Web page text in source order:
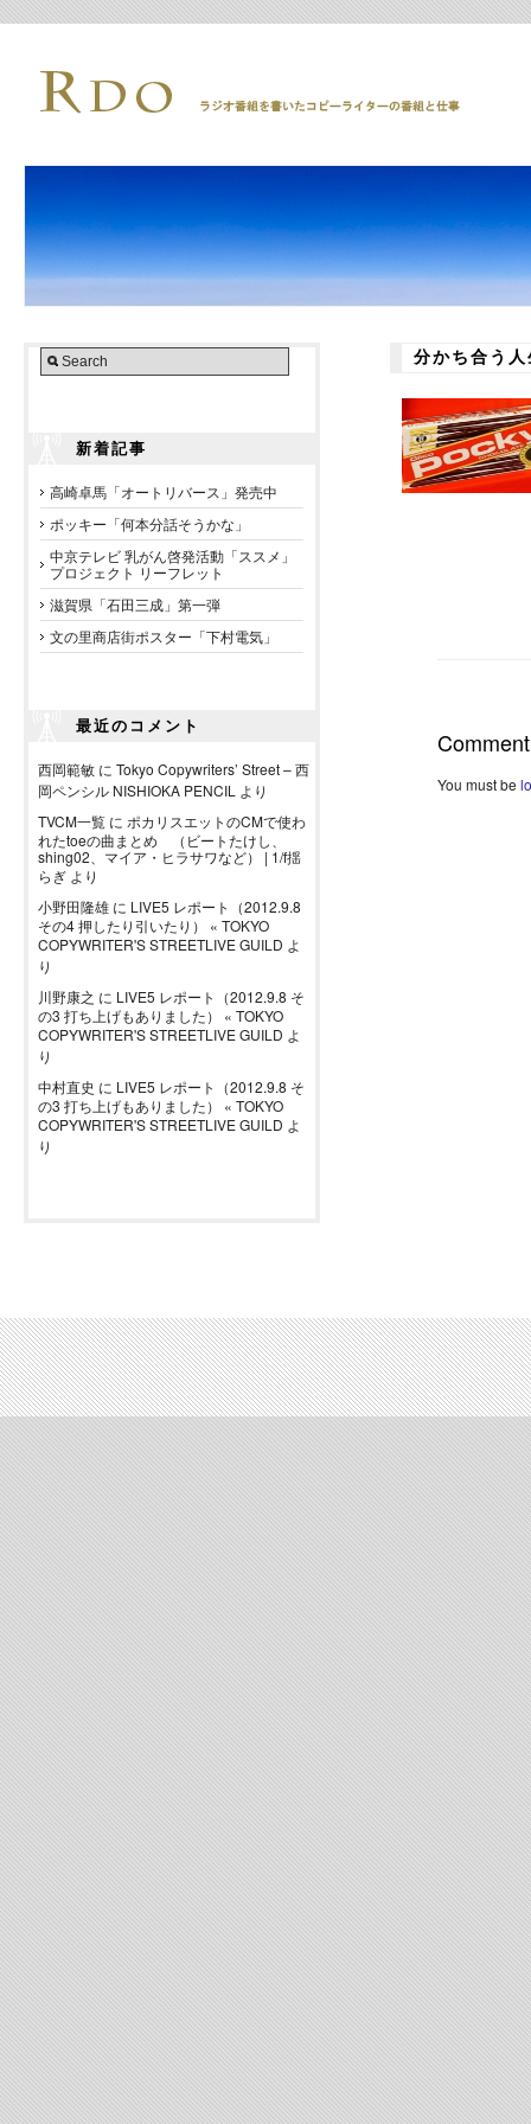
新着記事
高崎卓馬「オートリバース」発売中
ポッキー「何本分話そうかな」
中京テレビ 乳がん啓発活動「ススメ」
プロジェクト リーフレット
滋賀県「石田三成」第一弾
文の里商店街ポスター「下村電気」
最近のコメント
西岡範敏 に Tokyo Copywriters’ Street – 西
岡ペンシル NISHIOKA PENCIL より
TVCM一覧 に ポカリスエットのCMで使わ
れたtoeの曲まとめ （ビートたけし、
shing02、マイア・ヒラサワなど） | 1/f揺
らぎ より
小野田隆雄 に LIVE5 レポート（2012.9.8
その4 押したり引いたり） « TOKYO
COPYWRITER'S STREETLIVE GUILD よ
り
川野康之 に LIVE5 レポート（2012.9.8 そ
の3 打ち上げもありました） « TOKYO
COPYWRITER'S STREETLIVE GUILD よ
り
中村直史 に LIVE5 レポート（2012.9.8 そ
の3 打ち上げもありました） « TOKYO
COPYWRITER'S STREETLIVE GUILD よ
り
分かち合う人
Comment
You must be